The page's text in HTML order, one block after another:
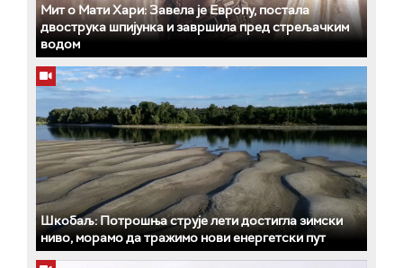
Мит о Мати Хари: Завела је Европу, постала
двострука шпијунка и завршила пред стрељачким
водом
Шкобаљ: Потрошња струје лети достигла зимски
ниво, морамо да тражимо нови енергетски пут